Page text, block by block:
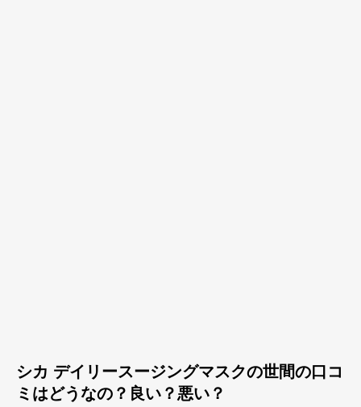
シカ デイリースージングマスクの世間の口コ
ミはどうなの？良い？悪い？